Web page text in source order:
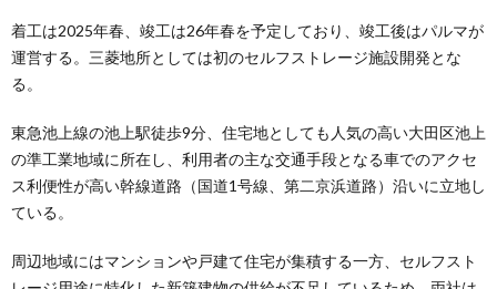
着工は2025年春、竣工は26年春を予定しており、竣工後はパルマが
運営する。三菱地所としては初のセルフストレージ施設開発とな
る。
東急池上線の池上駅徒歩9分、住宅地としても人気の高い大田区池上
の準工業地域に所在し、利用者の主な交通手段となる車でのアクセ
ス利便性が高い幹線道路（国道1号線、第二京浜道路）沿いに立地し
ている。
周辺地域にはマンションや戸建て住宅が集積する一方、セルフスト